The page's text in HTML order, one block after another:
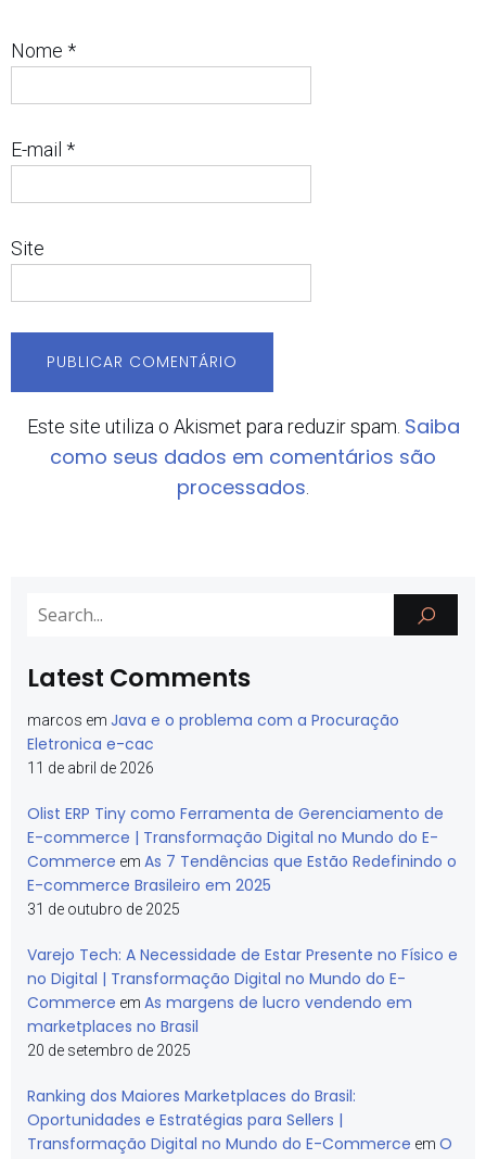
Nome *
E-mail *
Site
Este site utiliza o Akismet para reduzir spam. Saiba
como seus dados em comentários são
processados.
Latest Comments
marcos em Java e o problema com a Procuração
Eletronica e-cac
11 de abril de 2026
Olist ERP Tiny como Ferramenta de Gerenciamento de
E-commerce | Transformação Digital no Mundo do E-
Commerce em As 7 Tendências que Estão Redefinindo o
E-commerce Brasileiro em 2025
31 de outubro de 2025
Varejo Tech: A Necessidade de Estar Presente no Físico e
no Digital | Transformação Digital no Mundo do E-
Commerce em As margens de lucro vendendo em
marketplaces no Brasil
20 de setembro de 2025
Ranking dos Maiores Marketplaces do Brasil:
Oportunidades e Estratégias para Sellers |
Transformação Digital no Mundo do E-Commerce em O